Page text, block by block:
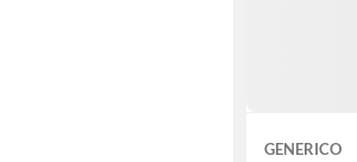
GENERICO